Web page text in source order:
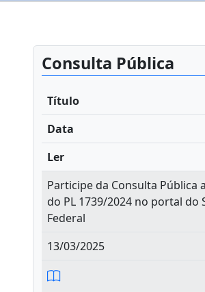
Consulta Pública
Título
Data
Ler
Participe da Consulta Pública
do PL 1739/2024 no portal do
Federal
13/03/2025